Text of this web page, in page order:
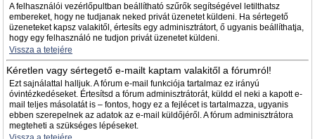
A felhasználói vezérlőpultban beállítható szűrők segítségével letilthatsz
embereket, hogy ne tudjanak neked privát üzenetet küldeni. Ha sértegető
üzeneteket kapsz valakitől, értesíts egy adminisztrátort, ő ugyanis beállíthatja,
hogy egy felhasználó ne tudjon privát üzenetet küldeni.
Vissza a tetejére
Kéretlen vagy sértegető e-mailt kaptam valakitől a fórumról!
Ezt sajnálattal halljuk. A fórum e-mail funkciója tartalmaz ez irányú
óvintézkedéseket. Értesítsd a fórum adminisztrátorát, küldd el neki a kapott e-
mail teljes másolatát is – fontos, hogy ez a fejlécet is tartalmazza, ugyanis
ebben szerepelnek az adatok az e-mail küldőjéről. A fórum adminisztrátora
megteheti a szükséges lépéseket.